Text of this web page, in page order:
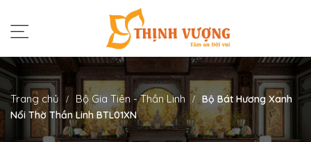
Trang chủ Bộ Gia Tiên - Thần Linh
Bộ Bát Hương Xanh
Nổi Thờ Thần Linh BTL01XN